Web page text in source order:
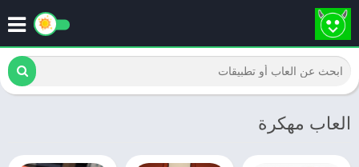
العاب مهكرة